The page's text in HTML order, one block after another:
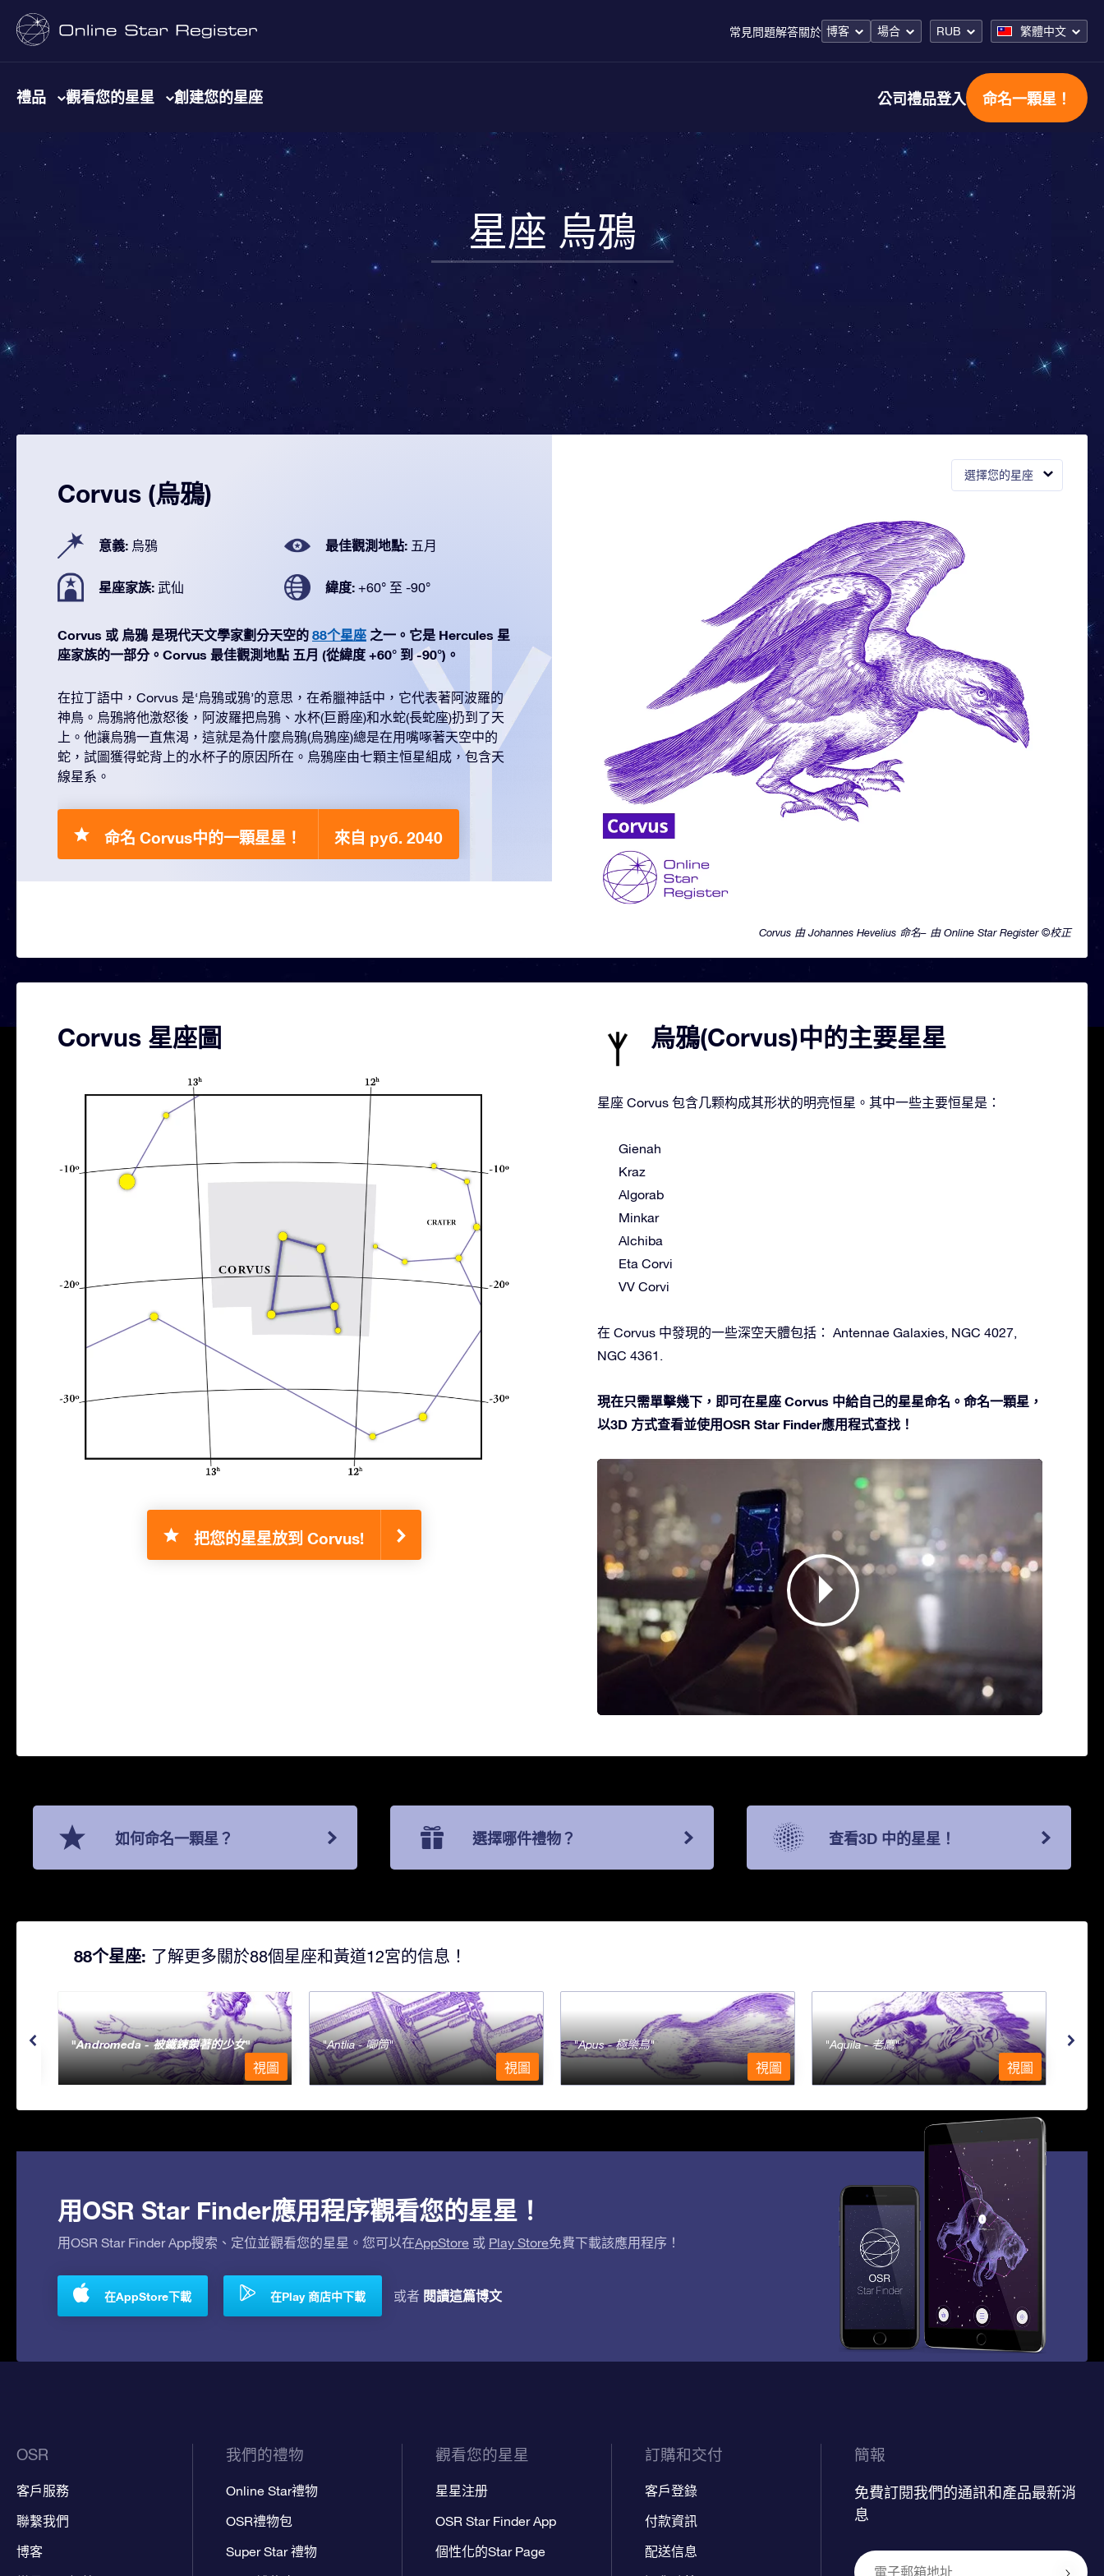
常見問題解答關於 博客 場合 RUB 繁體中文
禮品 觀看您的星星 創建您的星座 公司禮品登入 命名一顆星！
星座 烏鴉
選擇您的星座
Corvus 由 Johannes Hevelius 命名– 由 Online Star Register ©校正
Corvus (烏鴉)
意義: 烏鴉 最佳觀測地點: 五月
星座家族: 武仙 緯度: +60° 至 -90°
Corvus 或 烏鴉 是現代天文學家劃分天空的 88个星座 之一。它是 Hercules 星
座家族的一部分。Corvus 最佳觀測地點 五月 (從緯度 +60° 到 -90°)。
在拉丁語中，Corvus 是‘烏鴉或鴉’的意思，在希臘神話中，它代表著阿波羅的
神鳥。烏鴉將他激怒後，阿波羅把烏鴉、水杯(巨爵座)和水蛇(長蛇座)扔到了天
上。他讓烏鴉一直焦渴，這就是為什麼烏鴉(烏鴉座)總是在用嘴啄著天空中的
蛇，試圖獲得蛇背上的水杯子的原因所在。烏鴉座由七顆主恒星組成，包含天
線星系。
命名 Corvus中的一顆星星！ 來自 руб. 2040
Corvus 星座圖
把您的星星放到 Corvus!
烏鴉(Corvus)中的主要星星
星座 Corvus 包含几颗构成其形状的明亮恒星。其中一些主要恒星是：
Gienah
Kraz
Algorab
Minkar
Alchiba
Eta Corvi
VV Corvi
在 Corvus 中發現的一些深空天體包括： Antennae Galaxies, NGC 4027,
NGC 4361.
現在只需單擊幾下，即可在星座 Corvus 中給自己的星星命名。命名一顆星，
以3D 方式查看並使用OSR Star Finder應用程式查找！
如何命名一顆星？ 選擇哪件禮物？ 查看3D 中的星星！
88个星座: 了解更多關於88個星座和黃道12宮的信息！
Andromeda - 被鐵鍊鎖著的少女
視圖
Antlia - 唧筒
視圖
Apus - 極樂鳥
視圖
Aquila - 老鷹
視圖
用OSR Star Finder應用程序觀看您的星星！
用OSR Star Finder App搜索、定位並觀看您的星星。您可以在AppStore 或 Play Store免費下載該應用程序！
在AppStore下載 在Play 商店中下載 或者 閱讀這篇博文
OSR
客戶服務
聯繫我們
博客
我們的禮物
Online Star禮物
OSR禮物包
Super Star 禮物
觀看您的星星
星星注册
OSR Star Finder App
個性化的Star Page
訂購和交付
客戶登錄
付款資訊
配送信息
簡報
免費訂閱我們的通訊和產品最新消
息